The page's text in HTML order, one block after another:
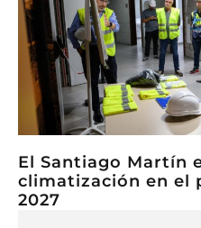
El Santiago Martín
climatización en el
2027